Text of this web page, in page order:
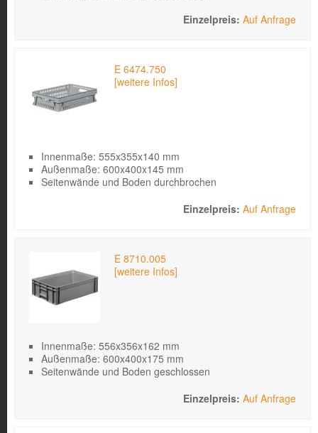
Auf Anfrage
E 6474.750
[weitere Infos]
Innenmaße: 555x355x140 mm
Außenmaße: 600x400x145 mm
Seitenwände und Boden durchbrochen
Auf Anfrage
E 8710.005
[weitere Infos]
Innenmaße: 556x356x162 mm
Außenmaße: 600x400x175 mm
Seitenwände und Boden geschlossen
Auf Anfrage